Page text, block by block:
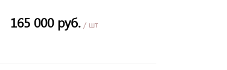
165 000 руб. / шт